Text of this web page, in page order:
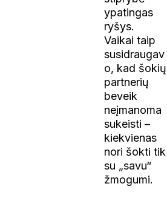
ypatingas
ryšys.
Vaikai taip
susidraugav
o, kad šokių
partnerių
beveik
neįmanoma
sukeisti –
kiekvienas
nori šokti tik
su „savu“
žmogumi.